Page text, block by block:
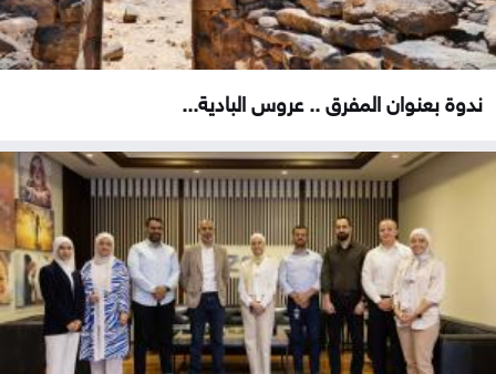
ندوة بعنوان المفرق .. عروس البادية...